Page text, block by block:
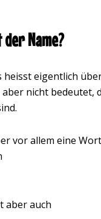
Name?
heisst eigentlich
nicht bedeutet,
vor allem eine
aber auch